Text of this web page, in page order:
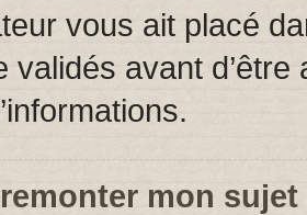
vous ait placé
validés avant
mon sujet